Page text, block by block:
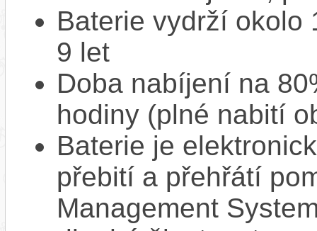
Baterie vydrží okolo
9 let
Doba nabíjení na
hodiny (plné nabití
Baterie je
přebití a přehřátí
Management